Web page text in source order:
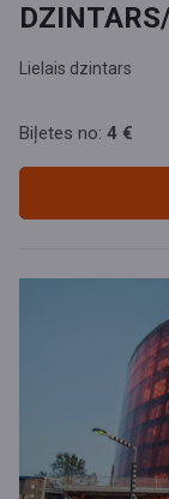
Lielais dzintars
Biļetes no: 4 €